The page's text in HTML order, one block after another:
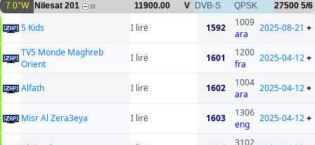
7.0°W Nilesat 201 19 11900.00 V DVB-S QPSK 27500 5/6
5 Kids I lirë 1592
1009
ara
2025-08-21 +
TV5 Monde Maghreb
Orient
I lirë 1601
1200
fra
2025-04-12+
Alfath I lirë 1602
1004
ara
2025-04-12+
Misr Al Zera3eya I lirë 1603
1306
eng
2025-04-12+